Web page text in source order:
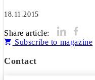
18.11.2015
Share article:
Subscribe to magazine
Contact